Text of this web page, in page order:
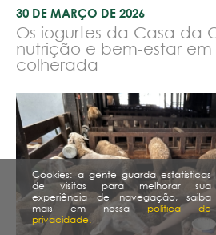
30 DE MARÇO DE 2026
Os iogurtes da Casa da
nutrição e bem-estar
colherada
Cookies: a gente guarda estatísticas
de visitas para melhorar sua
experiência de navegação, saiba
mais em nossa política de
privacidade.